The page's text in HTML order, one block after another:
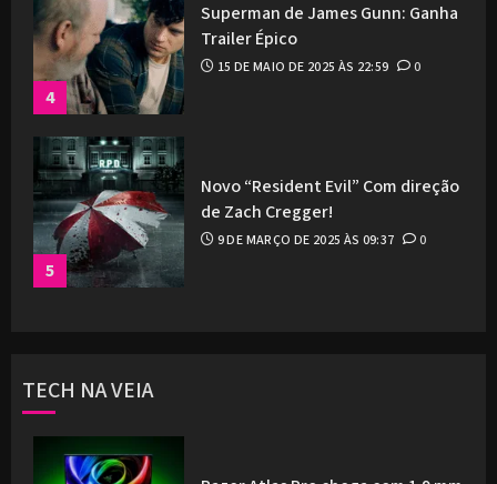
4
Superman de James Gunn: Ganha
Trailer Épico
15 DE MAIO DE 2025 ÀS 22:59 0
5
Novo “Resident Evil” Com direção
de Zach Cregger!
9 DE MARÇO DE 2025 ÀS 09:37 0
TECH NA VEIA